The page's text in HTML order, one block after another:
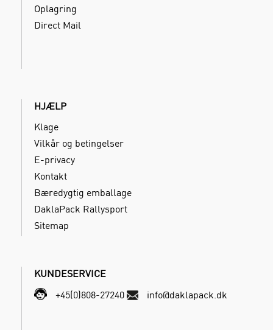
Oplagring
Direct Mail
HJÆLP
Klage
Vilkår og betingelser
E-privacy
Kontakt
Bæredygtig emballage
DaklaPack Rallysport
Sitemap
KUNDESERVICE
+45(0)808-27240
info@daklapack.dk